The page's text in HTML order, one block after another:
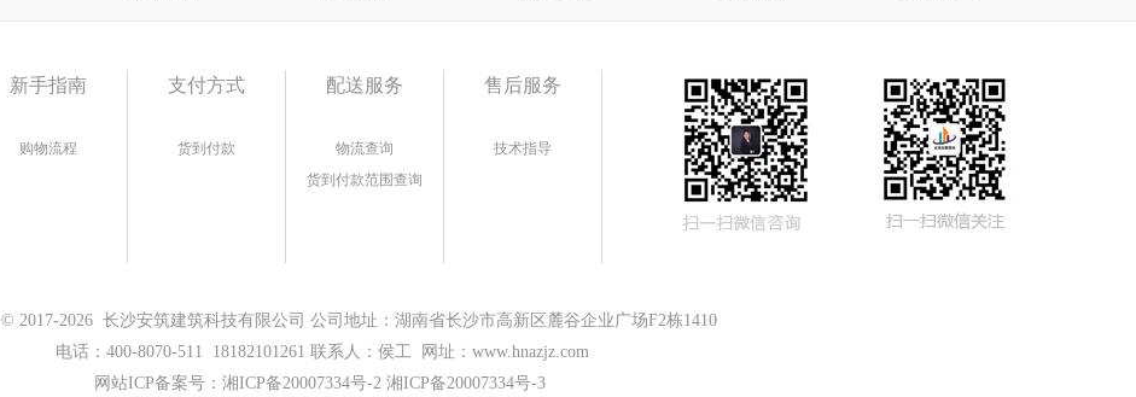
新手指南
购物流程
支付方式
货到付款
配送服务
物流查询
货到付款范围查询
售后服务
技术指导
© 2017-2026 长沙安筑建筑科技有限公司 公司地址：湖南省长沙市高新区麓谷企业广场F2栋1410
电话：400-8070-511 18182101261 联系人：侯工 网址：www.hnazjz.com
网站ICP备案号： 湘ICP备20007334号-2 湘ICP备20007334号-3